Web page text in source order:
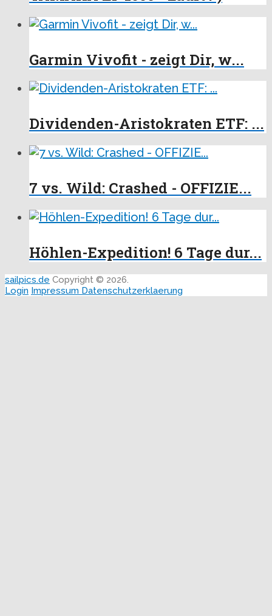
Garmin Vivofit - zeigt Dir, w...
Dividenden-Aristokraten ETF: ...
7 vs. Wild: Crashed - OFFIZIE...
Höhlen-Expedition! 6 Tage dur...
sailpics.de Copyright © 2026.
Login Impressum Datenschutzerklaerung